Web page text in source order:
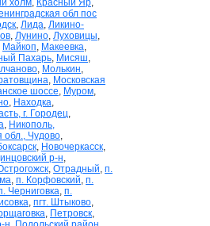
холм, Красный Яр,
обл пос
, Лида, Ликино-
, Лунино, Луховицы,
Майкоп, Макеевка,
Пахарь, Мисяш,
, Молькин,
, Московская
шоссе, Муром,
, Находка,
г. Городец,
, Никополь,
обл., Чудово,
, Новочеркасск,
р-н,
, Отрадный, п.
, п. Корфовский, п.
Черниговка, п.
, пгт. Штыково,
, Петровск,